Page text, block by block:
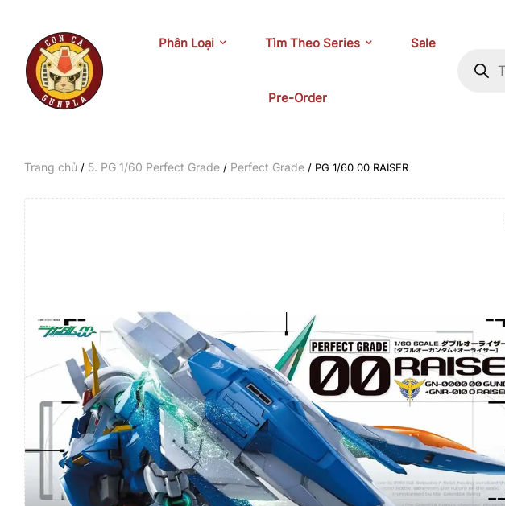
Phân Loại Tìm Theo Series Sale
Pre-Order
Trang chủ / 5. PG 1/60 Perfect Grade / Perfect Grade / PG 1/60 00 RAISER